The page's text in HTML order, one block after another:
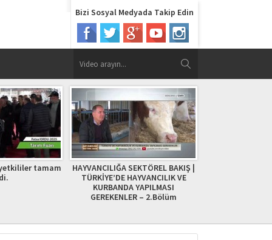
Bizi Sosyal Medyada Takip Edin
BAKIŞ |
VE
TİFLİS TARIM FUARI AGROİDA 2023